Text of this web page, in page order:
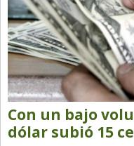
Con un bajo
dólar subió 15